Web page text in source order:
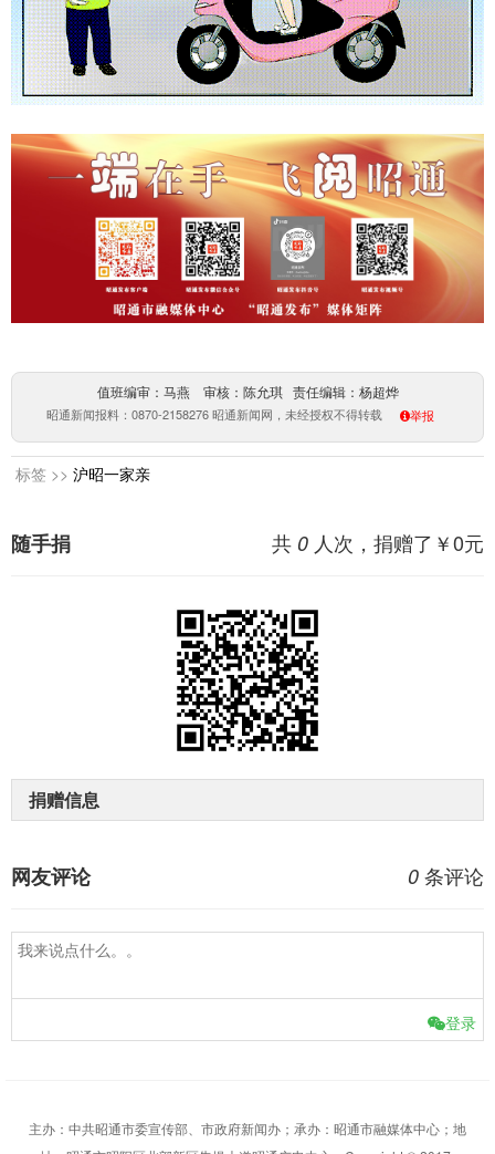
值班编审：马燕 审核：陈允琪 责任编辑：杨超烨
昭通新闻报料：0870-2158276 昭通新闻网，未经授权不得转载 举报
标签 >> 沪昭一家亲
共 0 人次，捐赠了￥0元
随手捐
捐赠信息
0 条评论
网友评论
登录
主办：中共昭通市委宣传部、市政府新闻办；承办：昭通市融媒体中心；地